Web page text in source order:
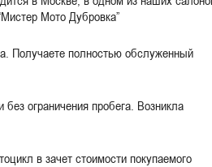
Мото Дубровка”
Получаете полностью обслуженный
без ограничения пробега. Возникла
в зачет стоимости покупаемого